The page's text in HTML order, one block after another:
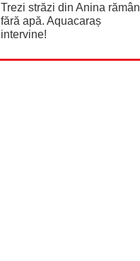
Trezi străzi din Anina rămân
fără apă. Aquacaraș
intervine!